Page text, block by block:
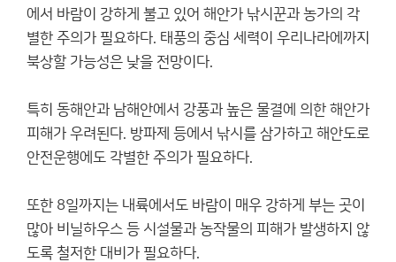
에서 바람이 강하게 불고 있어 해안가 낚시꾼과 농가의 각
별한 주의가 필요하다. 태풍의 중심 세력이 우리나라에까지
북상할 가능성은 낮을 전망이다.
특히 동해안과 남해안에서 강풍과 높은 물결에 의한 해안가
피해가 우려된다. 방파제 등에서 낚시를 삼가하고 해안도로
안전운행에도 각별한 주의가 필요하다.
또한 8일까지는 내륙에서도 바람이 매우 강하게 부는 곳이
많아 비닐하우스 등 시설물과 농작물의 피해가 발생하지 않
도록 철저한 대비가 필요하다.